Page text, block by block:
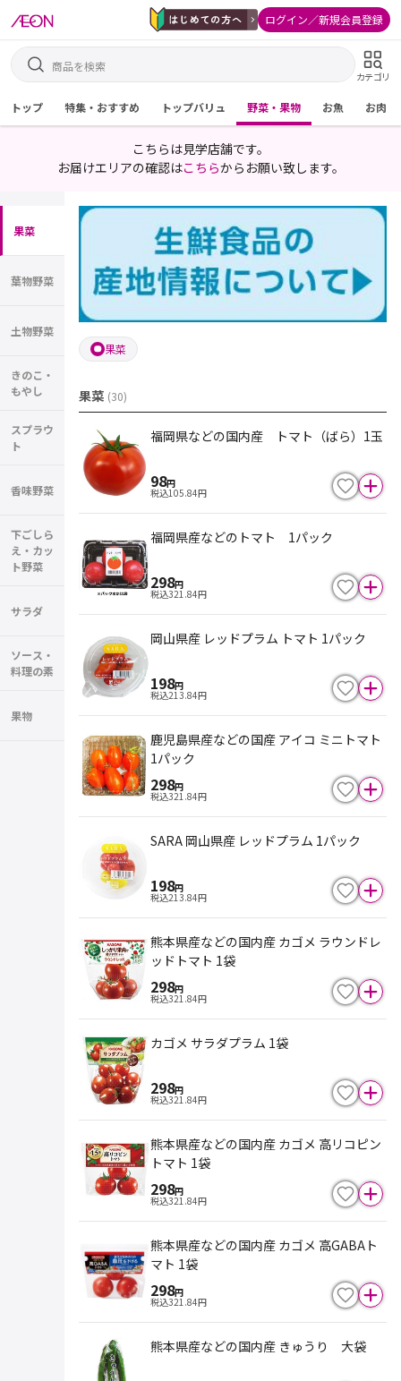
ログイン／新規会員登録
カテゴリ
トップ 特集・おすすめ トップバリュ 野菜・果物 お魚 お肉
こちらは見学店舗です。
お届けエリアの確認はこちらからお願い致します。
果菜
葉物野菜
土物野菜
きのこ・
もやし
スプラウ
ト
香味野菜
下ごしら
え・カッ
ト野菜
サラダ
ソース・
料理の素
果物
果菜
果菜 (30)
福岡県などの国内産 トマト（ばら）1玉
98円
税込105.84円
福岡県産などのトマト 1パック
298円
税込321.84円
岡山県産 レッドプラム トマト 1パック
198円
税込213.84円
鹿児島県産などの国産 アイコ ミニトマト
1パック
298円
税込321.84円
SARA 岡山県産 レッドプラム 1パック
198円
税込213.84円
熊本県産などの国内産 カゴメ ラウンドレ
ッドトマト 1袋
298円
税込321.84円
カゴメ サラダプラム 1袋
298円
税込321.84円
熊本県産などの国内産 カゴメ 高リコピン
トマト 1袋
298円
税込321.84円
熊本県産などの国内産 カゴメ 高GABAト
マト 1袋
298円
税込321.84円
熊本県産などの国内産 きゅうり 大袋